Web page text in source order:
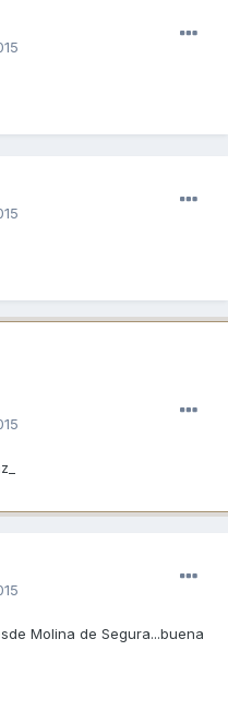
Molina de Segura...buena